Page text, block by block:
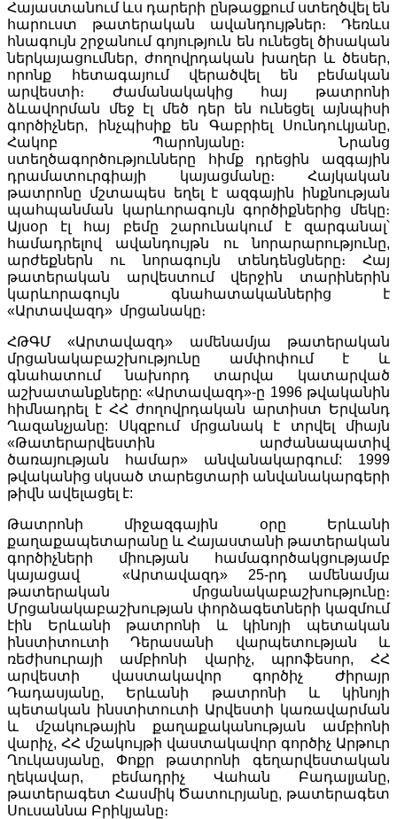
Հայաստանում ևս դարերի ընթացքում ստեղծվել են
հարուստ թատերական ավանդույթներ։ Դեռևս
հնագույն շրջանում գոյություն են ունեցել ծիսական
ներկայացումներ, ժողովրդական խաղեր և ծեսեր,
որոնք հետագայում վերածվել են բեմական
արվեստի։ Ժամանակակից հայ թատրոնի
ձևավորման մեջ էլ մեծ դեր են ունեցել այնպիսի
գործիչներ, ինչպիսիք են Գաբրիել Սունդուկյանը,
Հակոբ Պարոնյանը։ Նրանց
ստեղծագործությունները հիմք դրեցին ազգային
դրամատուրգիայի կայացմանը։ Հայկական
թատրոնը մշտապես եղել է ազգային ինքնության
պահպանման կարևորագույն գործիքներից մեկը։
Այսօր էլ հայ բեմը շարունակում է զարգանալ՝
համադրելով ավանդույթն ու նորարարությունը,
արժեքներն ու նորագույն տենդենցները։ Հայ
թատերական արվեստում վերջին տարիներին
կարևորագույն գնահատականներից է
«Արտավազդ» մրցանակը։
ՀԹԳՄ «Արտավազդ» ամենամյա թատերական
մրցանակաբաշխությունը ամփոփում է և
գնահատում նախորդ տարվա կատարված
աշխատանքները: «Արտավազդ»-ը 1996 թվականին
հիմնադրել է ՀՀ ժողովրդական արտիստ Երվանդ
Ղազանչյանը: Սկզբում մրցանակ է տրվել միայն
«Թատերարվեստին արժանապատիվ
ծառայության համար» անվանակարգում: 1999
թվականից սկսած տարեցտարի անվանակարգերի
թիվն ավելացել է:
Թատրոնի միջազգային օրը Երևանի
քաղաքապետարանը և Հայաստանի թատերական
գործիչների միության համագործակցությամբ
կայացավ «Արտավազդ» 25-րդ ամենամյա
թատերական մրցանակաբաշխությունը։
Մրցանակաբաշխության փորձագետների կազմում
էին Երևանի թատրոնի և կինոյի պետական
ինստիտուտի Դերասանի վարպետության և
ռեժիսուրայի ամբիոնի վարիչ, պրոֆեսոր, ՀՀ
արվեստի վաստակավոր գործիչ Ժիրայր
Դադասյանը, Երևանի թատրոնի և կինոյի
պետական ինստիտուտի Արվեստի կառավարման
և մշակութային քաղաքականության ամբիոնի
վարիչ, ՀՀ մշակույթի վաստակավոր գործիչ Արթուր
Ղուկասյանը, Փոքր թատրոնի գեղարվեստական
ղեկավար, բեմադրիչ Վահան Բադալյանը,
թատերագետ Հասմիկ Ծատուրյանը, թատերագետ
Սուսաննա Բրիկյանը։